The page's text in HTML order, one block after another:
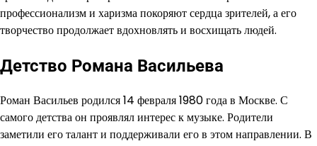
профессионализм и харизма покоряют сердца зрителей, а его
творчество продолжает вдохновлять и восхищать людей.
Детство Романа Васильева
Роман Васильев родился 14 февраля 1980 года в Москве. С
самого детства он проявлял интерес к музыке. Родители
заметили его талант и поддерживали его в этом направлении. В